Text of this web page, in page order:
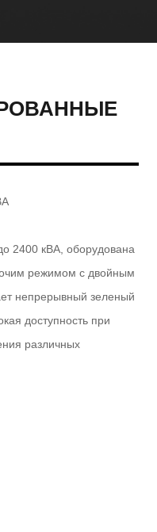
2400 кВА, оборудована
режимом с двойным
непрерывный зеленый
доступность при
различных